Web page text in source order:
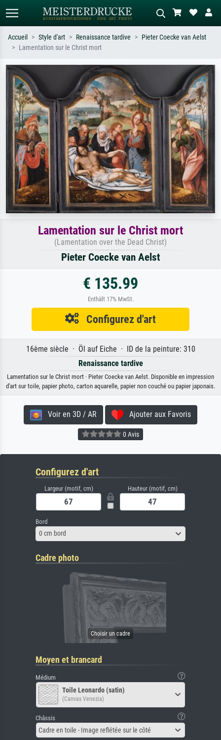
Recherchez par artiste, titre ou style –
ex. Monet, Nuit étoilée,
impressionnisme, vague de Hokusai,
nu.
Décrivez la scène – ex. prairie verte,
abstrait avec beaucoup de rouge,
tableau sombre, nu debout près d'un
arbre.
Accueil Style d'art Renaissance tardive
Pieter Coecke van Aelst
Lamentation sur le Christ mort
Lamentation sur le Christ mort
(Lamentation over the Dead Christ)
Pieter Coecke van Aelst
€ 135.99
Enthält 17% MwSt.
Configurez d'art
16ème siècle · Öl auf Eiche · ID de la peinture: 310
Renaissance tardive
Lamentation sur le Christ mort · Pieter Coecke van Aelst. Disponible en impression
d'art sur toile, papier photo, carton aquarelle, papier non couché ou papier japonais.
Voir en 3D / AR Ajouter aux Favoris
0 Avis
Configurez d'art
Largeur (motif, cm) Hauteur (motif, cm)
Bord
0 cm bord
Cadre photo
Moyen et brancard
Médium
Toile Leonardo (satin)
(Canvas Venezia)
Châssis
Cadre en toile - Image reflétée sur le côté